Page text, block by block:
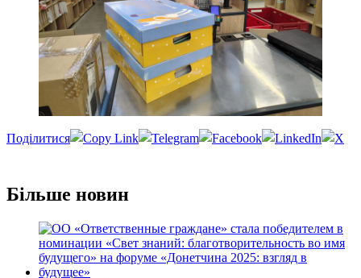
Більше новин